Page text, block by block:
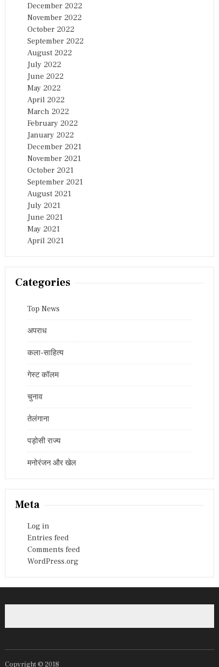
December 2022
November 2022
October 2022
September 2022
August 2022
July 2022
June 2022
May 2022
April 2022
March 2022
February 2022
January 2022
December 2021
November 2021
October 2021
September 2021
August 2021
July 2021
June 2021
May 2021
April 2021
Categories
Top News
अपराध
कला-साहित्य
गेस्ट कॉलम
चुनाव
तेलंगाना
पड़ोसी राज्य
मनोरंजन और खेल
Meta
Log in
Entries feed
Comments feed
WordPress.org
Copyright © 2018